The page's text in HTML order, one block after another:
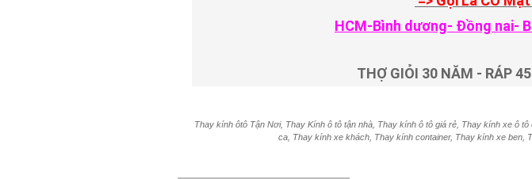
HCM-Bình dương- Đồng nai-
THỢ GIỎI 30 NĂM - RÁP
Thay kính ôtô Tận Nơi, Thay Kính ô tô tận nhà, Thay kính ô tô giá rẻ, Thay kính xe ô
ca, Thay kính xe khách, Thay kính container, Thay kính xe ben,